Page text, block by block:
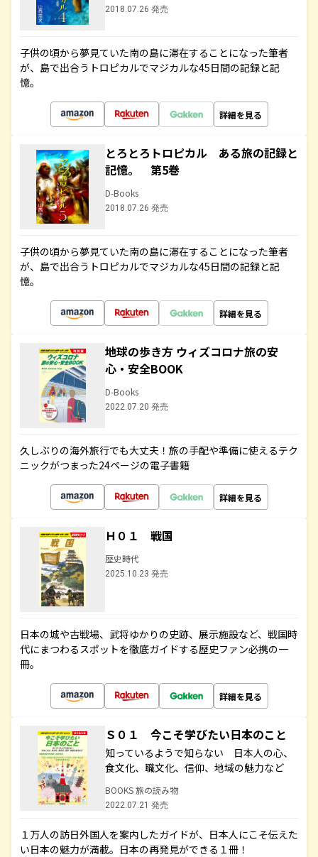
2018.07.26 発売
子供の頃から夢見ていた南の島に滞在することになった筆者
が、島で出合うトロピカルでマジカルな45日間の記録と記
憶。
詳細を見る
とろとろトロピカル ある旅の記録と
記憶。 第5巻
D-Books
2018.07.26 発売
子供の頃から夢見ていた南の島に滞在することになった筆者
が、島で出合うトロピカルでマジカルな45日間の記録と記
憶。
詳細を見る
地球の歩き方 ウィズコロナ旅の安
心・安全BOOK
D-Books
2022.07.20 発売
久しぶりの海外旅行でも大丈夫！旅の手配や準備に使えるテク
ニックがつまった24ページの電子書籍
詳細を見る
Ｈ０１ 戦国
歴史時代
2025.10.23 発売
日本の城や古戦場、武将ゆかりの史跡、展示施設など、戦国時
代にまつわるスポットを徹底ガイドする歴史ファン必携の一
冊。
詳細を見る
Ｓ０１ 今こそ学びたい日本のこと
知っているようで知らない 日本人の心、
食文化、職文化、信仰、地域の魅力など
BOOKS 旅の読み物
2022.07.21 発売
１万人の訪日外国人を案内したガイドが、日本人にこそ伝えた
い日本の魅力が満載。日本の再発見ができる１冊！